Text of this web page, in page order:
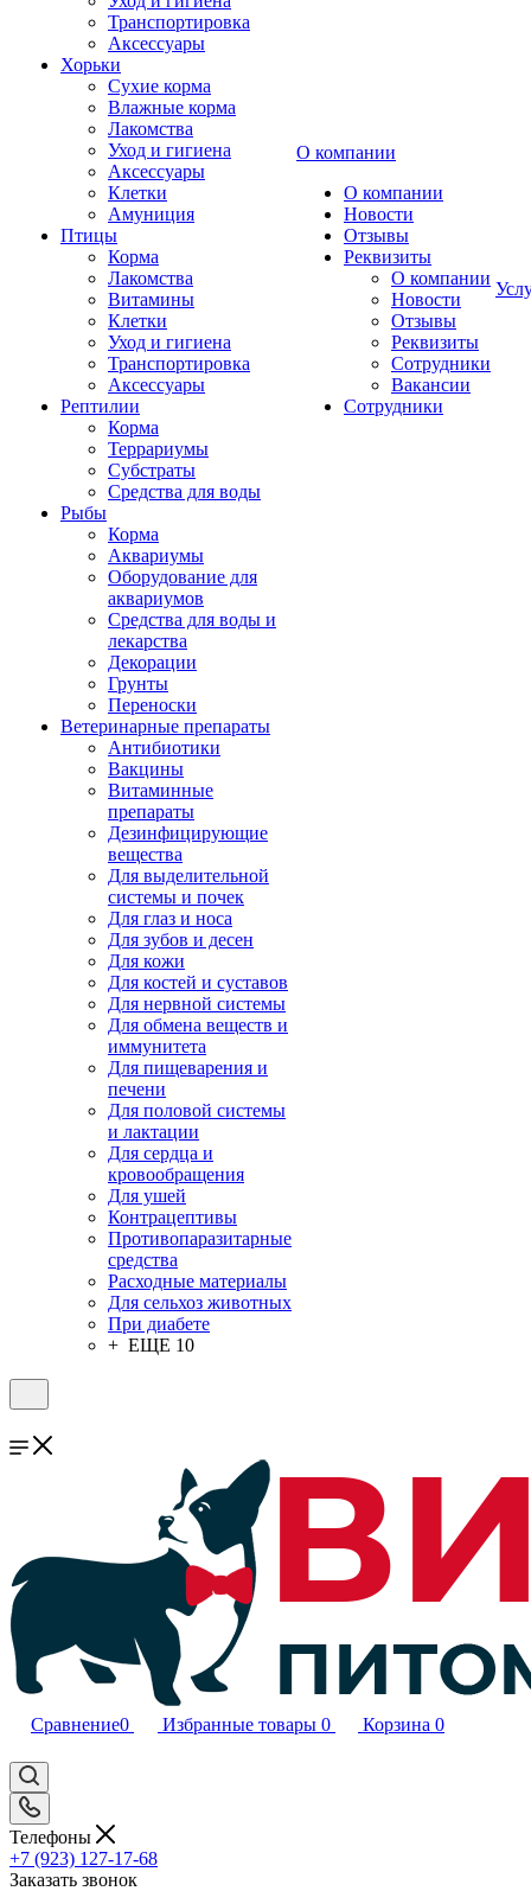
Транспортировка
Аксессуары
Хорьки
Сухие корма
Влажные корма
Лакомства
Уход и гигиена
Аксессуары
Клетки
Амуниция
Птицы
Корма
Лакомства
Витамины
Клетки
Уход и гигиена
Транспортировка
Аксессуары
Рептилии
Корма
Террариумы
Субстраты
Средства для воды
Рыбы
Корма
Аквариумы
Оборудование для
аквариумов
Средства для воды и
лекарства
Декорации
Грунты
Переноски
Ветеринарные препараты
Антибиотики
Вакцины
Витаминные
препараты
Дезинфицирующие
вещества
Для выделительной
системы и почек
Для глаз и носа
Для зубов и десен
Для кожи
Для костей и суставов
Для нервной системы
Для обмена веществ и
иммунитета
Для пищеварения и
печени
Для половой системы
и лактации
Для сердца и
кровообращения
Для ушей
Контрацептивы
Противопаразитарные
средства
Расходные материалы
Для сельхоз животных
При диабете
+ ЕЩЕ 10
О компании
О компании
Новости
Отзывы
Реквизиты
О компании
Новости
Отзывы
Реквизиты
Сотрудники
Вакансии
Сотрудники
Сравнение0 Избранные товары 0 Корзина 0
Телефоны
+7 (923) 127-17-68
Заказать звонок